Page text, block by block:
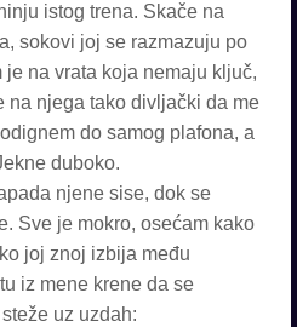
istog trena. Skače na
sokovi joj se razmazuju po
na vrata koja nemaju ključ,
na njega tako divljački da me
do samog plafona, a
duboko.
njene sise, dok se
Sve je mokro, osećam kako
joj znoj izbija među
iz mene krene da se
uz uzdah: